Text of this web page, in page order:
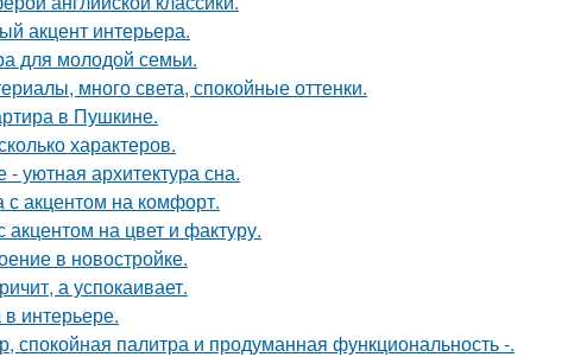
акцент интерьера.
для молодой семьи.
много света, спокойные оттенки.
в Пушкине.
характеров.
- уютная архитектура сна.
с акцентом на комфорт.
акцентом на цвет и фактуру.
в новостройке.
а успокаивает.
интерьере.
спокойная палитра и продуманная функциональность -.